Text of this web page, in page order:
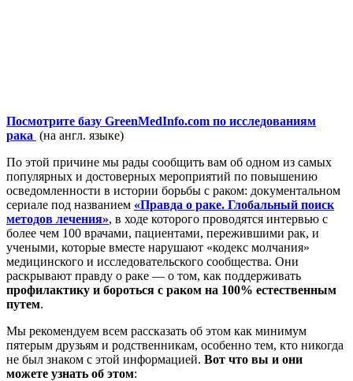
Посмотрите базу GreenMedInfo.com по исследованиям
рака (на англ. языке)
По этой причине мы рады сообщить вам об одном из самых
популярных и достоверных мероприятий по повышению
осведомленности в истории борьбы с раком: документальном
сериале под названием «Правда о раке. Глобальный поиск
методов лечения», в ходе которого проводятся интервью с
более чем 100 врачами, пациентами, пережившими рак, и
учеными, которые вместе нарушают «кодекс молчания»
медицинского и исследовательского сообщества. Они
раскрывают правду о раке — о том, как поддерживать
профилактику и бороться с раком на 100% естественным
путем.
Мы рекомендуем всем рассказать об этом как минимум
пятерым друзьям и родственникам, особенно тем, кто никогда
не был знаком с этой информацией. Вот что вы и они
можете узнать об этом: